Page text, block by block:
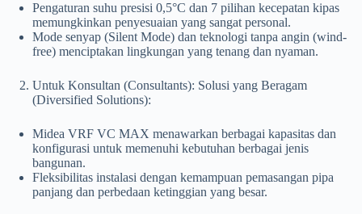
Pengaturan suhu presisi 0,5°C dan 7 pilihan kecepatan kipas
memungkinkan penyesuaian yang sangat personal.
Mode senyap (Silent Mode) dan teknologi tanpa angin (wind-
free) menciptakan lingkungan yang tenang dan nyaman.
Untuk Konsultan (Consultants): Solusi yang Beragam
(Diversified Solutions):
Midea VRF VC MAX menawarkan berbagai kapasitas dan
konfigurasi untuk memenuhi kebutuhan berbagai jenis
bangunan.
Fleksibilitas instalasi dengan kemampuan pemasangan pipa
panjang dan perbedaan ketinggian yang besar.